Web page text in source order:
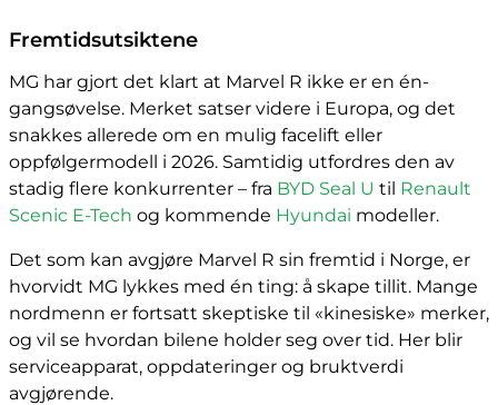
Fremtidsutsiktene
MG har gjort det klart at Marvel R ikke er en én-
gangsøvelse. Merket satser videre i Europa, og det
snakkes allerede om en mulig facelift eller
oppfølgermodell i 2026. Samtidig utfordres den av
stadig flere konkurrenter – fra BYD Seal U til Renault
Scenic E-Tech og kommende Hyundai modeller.
Det som kan avgjøre Marvel R sin fremtid i Norge, er
hvorvidt MG lykkes med én ting: å skape tillit. Mange
nordmenn er fortsatt skeptiske til «kinesiske» merker,
og vil se hvordan bilene holder seg over tid. Her blir
serviceapparat, oppdateringer og bruktverdi
avgjørende.